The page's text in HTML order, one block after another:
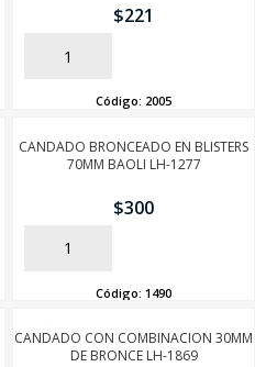
$221
AÑADIR
Código: 2005
CANDADO BRONCEADO EN BLISTERS
70MM BAOLI LH-1277
$300
AÑADIR
Código: 1490
CANDADO CON COMBINACION 30MM
DE BRONCE LH-1869